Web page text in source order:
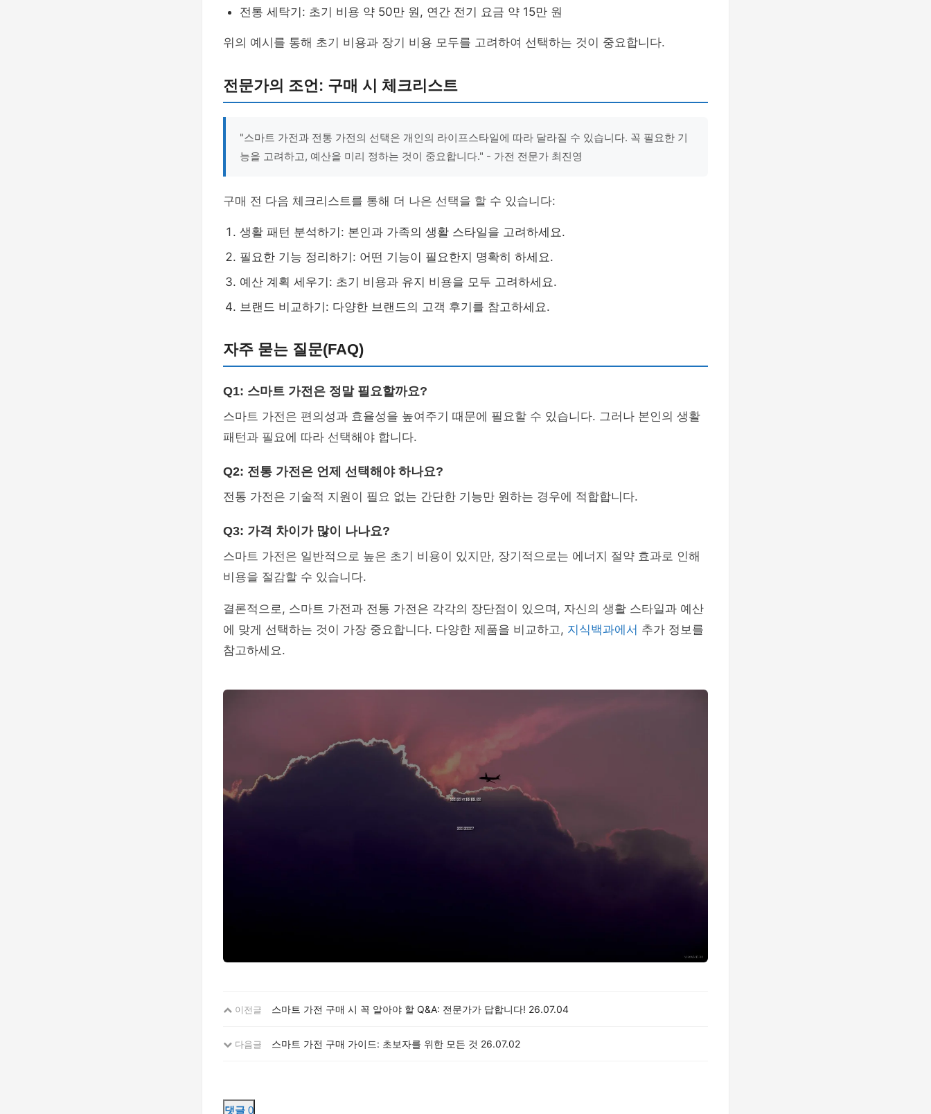
전통 세탁기: 초기 비용 약 50만 원, 연간 전기 요금 약 15만 원
위의 예시를 통해 초기 비용과 장기 비용 모두를 고려하여 선택하는 것이 중요합니다.
전문가의 조언: 구매 시 체크리스트
"스마트 가전과 전통 가전의 선택은 개인의 라이프스타일에 따라 달라질 수 있습니다. 꼭 필요한 기
능을 고려하고, 예산을 미리 정하는 것이 중요합니다." - 가전 전문가 최진영
구매 전 다음 체크리스트를 통해 더 나은 선택을 할 수 있습니다:
생활 패턴 분석하기: 본인과 가족의 생활 스타일을 고려하세요.
필요한 기능 정리하기: 어떤 기능이 필요한지 명확히 하세요.
예산 계획 세우기: 초기 비용과 유지 비용을 모두 고려하세요.
브랜드 비교하기: 다양한 브랜드의 고객 후기를 참고하세요.
자주 묻는 질문(FAQ)
Q1: 스마트 가전은 정말 필요할까요?
스마트 가전은 편의성과 효율성을 높여주기 때문에 필요할 수 있습니다. 그러나 본인의 생활
패턴과 필요에 따라 선택해야 합니다.
Q2: 전통 가전은 언제 선택해야 하나요?
전통 가전은 기술적 지원이 필요 없는 간단한 기능만 원하는 경우에 적합합니다.
Q3: 가격 차이가 많이 나나요?
스마트 가전은 일반적으로 높은 초기 비용이 있지만, 장기적으로는 에너지 절약 효과로 인해
비용을 절감할 수 있습니다.
결론적으로, 스마트 가전과 전통 가전은 각각의 장단점이 있으며, 자신의 생활 스타일과 예산
에 맞게 선택하는 것이 가장 중요합니다. 다양한 제품을 비교하고, 지식백과에서 추가 정보를
참고하세요.
이전글 스마트 가전 구매 시 꼭 알아야 할 Q&A: 전문가가 답합니다! 26.07.04
다음글 스마트 가전 구매 가이드: 초보자를 위한 모든 것 26.07.02
댓글 0